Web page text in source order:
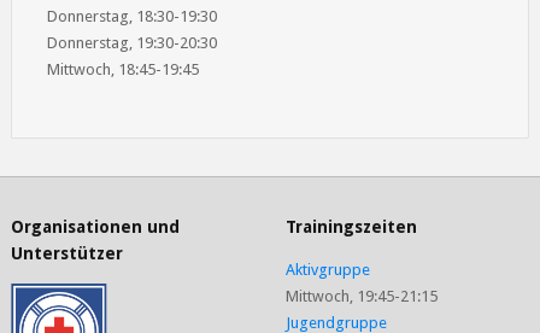
Donnerstag, 18:30-19:30
Donnerstag, 19:30-20:30
Mittwoch, 18:45-19:45
Organisationen und
Unterstützer
Trainingszeiten
Aktivgruppe
Mittwoch, 19:45-21:15
Jugendgruppe